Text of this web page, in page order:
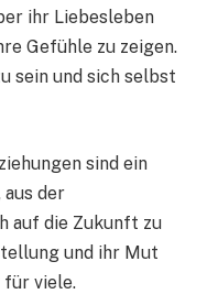
ihr Liebesleben
Gefühle zu zeigen.
sein und sich selbst
sind ein
der
auf die Zukunft zu
und ihr Mut
für viele.